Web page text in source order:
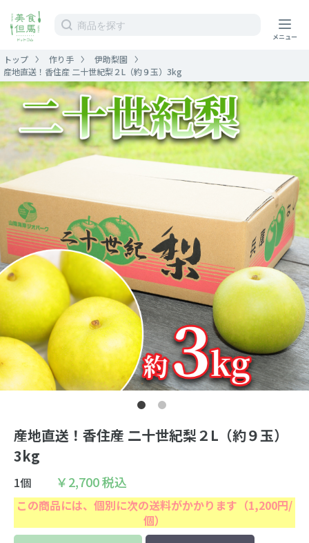
ホーム
ストア
作り手
運営情報
ガイド
カート
マイページ
お問い合わせ
特定商取引について
トップ 作り手
伊助梨園
産地直送！香住産 二十世紀梨２L（約９玉）3kg
産地直送！香住産 二十世紀梨２L（約９玉）
3kg
1個 ￥2,700税込
この商品には、個別に次の送料がかかります（1,200円/
個）